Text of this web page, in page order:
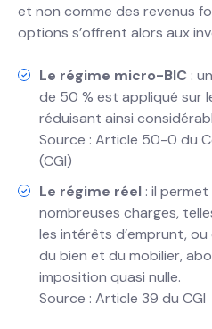
et non comme des revenus
options s’offrent alors aux
Le régime micro-BIC :
de 50 % est appliqué sur
réduisant ainsi
Source : Article 50-0 du
(CGI)
Le régime réel : il
nombreuses charges,
les intérêts d’emprunt,
du bien et du mobilier,
imposition quasi nulle.
Source : Article 39 du CGI